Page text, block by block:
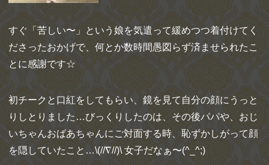
すぐ「苦しい〜」という娘を気遣って緩めつつ着付けてく
ださったおかげで、何とか数時間愚図らず済ませられたこ
とに感謝です☆
初チークと口紅をしてもらい、鏡を見て自分の顔にうっと
りしとりました…びっくりしたのは、その後パパや、おじ
いちゃんおばあちゃんにご対面する時、恥ずかしがって顔
を隠していたこと…\(//∇//)\ 女子だなぁ〜(^_^;)